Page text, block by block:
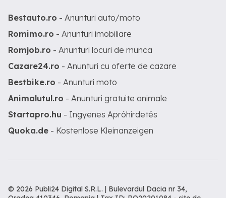
Bestauto.ro - Anunturi auto/moto
Romimo.ro - Anunturi imobiliare
Romjob.ro - Anunturi locuri de munca
Cazare24.ro - Anunturi cu oferte de cazare
Bestbike.ro - Anunturi moto
Animalutul.ro - Anunturi gratuite animale
Startapro.hu - Ingyenes Apróhirdetés
Quoka.de - Kostenlose Kleinanzeigen
© 2026 Publi24 Digital S.R.L. | Bulevardul Dacia nr 34,